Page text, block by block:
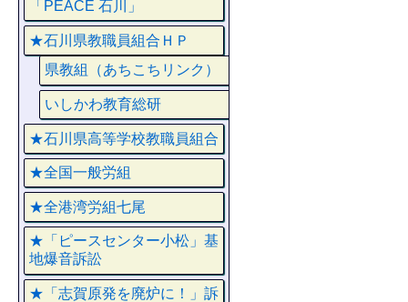
「PEACE 石川」
★石川県教職員組合ＨＰ
県教組（あちこちリンク）
いしかわ教育総研
★石川県高等学校教職員組合
★全国一般労組
★全港湾労組七尾
★「ピースセンター小松」基
地爆音訴訟
★「志賀原発を廃炉に！」訴